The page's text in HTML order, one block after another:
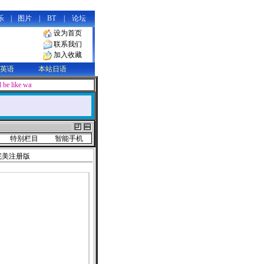
图片 BT
论坛
设为首页
联系我们
加入收藏
语
本站日语
like water, soft and supple in appearance, yet containing limitless power that cannot
特别栏目
智能手机
美注册版